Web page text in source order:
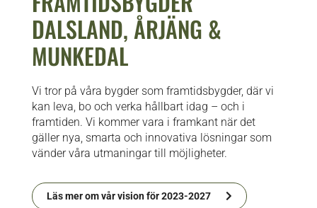
DALSLAND, ÅRJÄNG &
MUNKEDAL
Vi tror på våra bygder som framtidsbygder, där vi
kan leva, bo och verka hållbart idag – och i
framtiden. Vi kommer vara i framkant när det
gäller nya, smarta och innovativa lösningar som
vänder våra utmaningar till möjligheter.
Läs mer om vår vision för 2023-2027